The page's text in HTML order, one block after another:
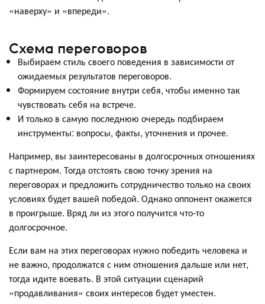
«наверху» и «впереди».
Схема переговоров
Выбираем стиль своего поведения в зависимости от
ожидаемых результатов переговоров.
Формируем состояние внутри себя, чтобы именно так
чувствовать себя на встрече.
И только в самую последнюю очередь подбираем
инструменты: вопросы, факты, уточнения и прочее.
Например, вы заинтересованы в долгосрочных отношениях
с партнером. Тогда отстоять свою точку зрения на
переговорах и предложить сотрудничество только на своих
условиях будет вашей победой. Однако оппонент окажется
в проигрыше. Вряд ли из этого получится что-то
долгосрочное.
Если вам на этих переговорах нужно победить человека и
не важно, продолжатся с ним отношения дальше или нет,
тогда идите воевать. В этой ситуации сценарий
«продавливания» своих интересов будет уместен.